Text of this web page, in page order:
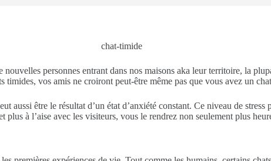
personnes entrant dans nos maisons aka leur territoire, la
vos amis ne croiront peut-être même pas que vous avez un
aussi être le résultat d’un état d’anxiété constant. Ce niveau de
à l’aise avec les visiteurs, vous le rendrez non seulement plus